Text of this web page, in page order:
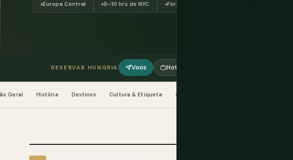
Europa Central 9–10 hrs de NYC Forint (HUF)
RESERVAR HUNGRIA Voos Hotéis
Geral História Destinos Cultura & Etiqueta Comida & Bebida